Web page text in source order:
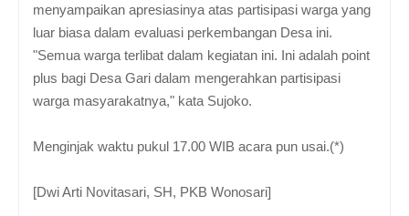
menyampaikan apresiasinya atas partisipasi warga yang
luar biasa dalam evaluasi perkembangan Desa ini.
"Semua warga terlibat dalam kegiatan ini. Ini adalah point
plus bagi Desa Gari dalam mengerahkan partisipasi
warga masyarakatnya," kata Sujoko.
Menginjak waktu pukul 17.00 WIB acara pun usai.(*)
[Dwi Arti Novitasari, SH, PKB Wonosari]